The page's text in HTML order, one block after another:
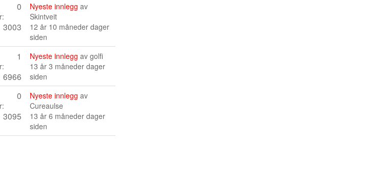
0
3003
Nyeste innlegg av
Skintveit
12 år 10 måneder dager
siden
1
6966
Nyeste innlegg av golfi
13 år 3 måneder dager
siden
0
3095
Nyeste innlegg av
Cureaulse
13 år 6 måneder dager
siden